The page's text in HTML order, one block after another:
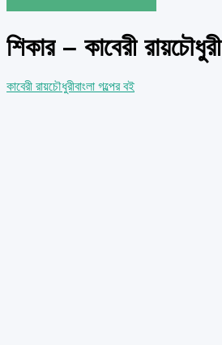
শিকার – কাবেরী রায়চৌধুরী
কাবেরী রায়চৌধুরীবাংলা গল্পের বই